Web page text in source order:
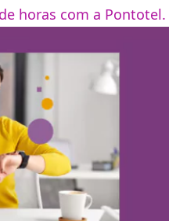
horas com a Pontotel.